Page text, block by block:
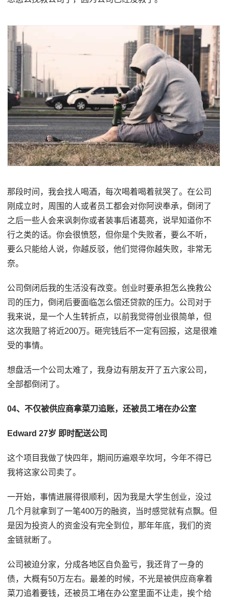
那段时间，我会找人喝酒，每次喝着喝着就哭了。在公司
刚成立时，周围的人或者员工都会对你阿谀奉承，倒闭了
之后一些人会来讽刺你或者装事后诸葛亮，说早知道你不
行之类的话。你会很愤怒，但你是个失败者，要么不听，
要么只能给人说，你越反驳，他们觉得你越失败，非常无
奈。
公司倒闭后我的生活没有改变。创业时要承担怎么挽救公
司的压力，倒闭后要面临怎么偿还贷款的压力。公司对于
我来说，是一个人生转折点，以前我觉得创业很简单，但
这次我赔了将近200万。砸完钱后不一定有回报，这是很难
受的事情。
想盘活一个公司太难了，我身边有朋友开了五六家公司，
全部都倒闭了。
04、不仅被供应商拿菜刀追账，还被员工堵在办公室
Edward 27岁 即时配送公司
这个项目我做了快四年，期间历遍艰辛坎坷，今年不得已
我将这家公司卖了。
一开始，事情进展得很顺利，因为我是大学生创业，没过
几个月就拿到了一笔400万的融资，当时感觉就有点飘。但
是因为投资人的资金没有完全到位，那年年底，我们的资
金链就断了。
公司被迫分家，分成各地区自负盈亏，我还背了一身的
债，大概有50万左右。最差的时候，不光是被供应商拿着
菜刀追着要钱，还被员工堵在办公室里面不让走，挨个给